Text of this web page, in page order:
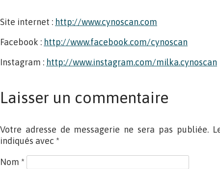
Site internet : http://www.cynoscan.com
Facebook : http://www.facebook.com/cynoscan
Instagram : http://www.instagram.com/milka.cynoscan
Laisser un commentaire
Votre adresse de messagerie ne sera pas publiée.
indiqués avec *
Nom *